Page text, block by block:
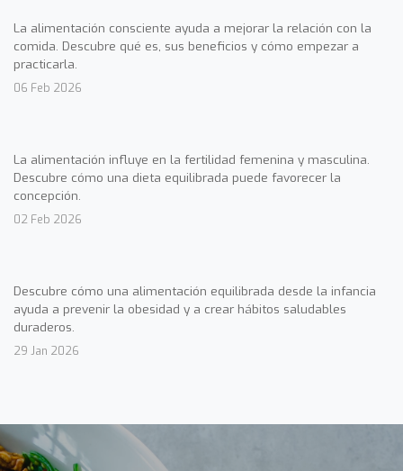
La alimentación consciente ayuda a mejorar la relación con la
comida. Descubre qué es, sus beneficios y cómo empezar a
practicarla.
06 Feb 2026
La alimentación influye en la fertilidad femenina y masculina.
Descubre cómo una dieta equilibrada puede favorecer la
concepción.
02 Feb 2026
Descubre cómo una alimentación equilibrada desde la infancia
ayuda a prevenir la obesidad y a crear hábitos saludables
duraderos.
29 Jan 2026